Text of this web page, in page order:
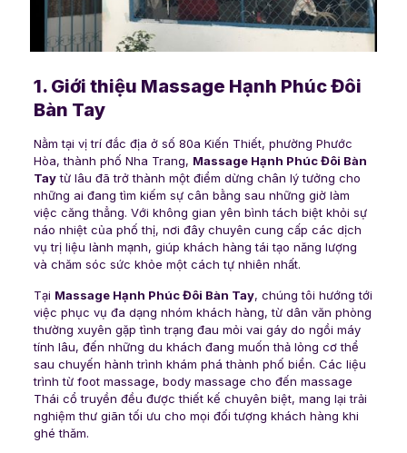
1. Giới thiệu Massage Hạnh Phúc Đôi
Bàn Tay
Nằm tại vị trí đắc địa ở số 80a Kiến Thiết, phường Phước
Hòa, thành phố Nha Trang, Massage Hạnh Phúc Đôi Bàn
Taytừ lâu đã trở thành một điểm dừng chân lý tưởng cho
những ai đang tìm kiếm sự cân bằng sau những giờ làm
việc căng thẳng. Với không gian yên bình tách biệt khỏi sự
náo nhiệt của phố thị, nơi đây chuyên cung cấp các dịch
vụ trị liệu lành mạnh, giúp khách hàng tái tạo năng lượng
và chăm sóc sức khỏe một cách tự nhiên nhất.
Tại Massage Hạnh Phúc Đôi Bàn Tay, chúng tôi hướng tới
việc phục vụ đa dạng nhóm khách hàng, từ dân văn phòng
thường xuyên gặp tình trạng đau mỏi vai gáy do ngồi máy
tính lâu, đến những du khách đang muốn thả lỏng cơ thể
sau chuyến hành trình khám phá thành phố biển. Các liệu
trình từ foot massage, body massage cho đến massage
Thái cổ truyền đều được thiết kế chuyên biệt, mang lại trải
nghiệm thư giãn tối ưu cho mọi đối tượng khách hàng khi
ghé thăm.